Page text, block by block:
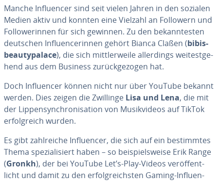
Manche In­fluen­cer sind seit vielen Jahren in den sozialen
Medien aktiv und konnten eine Vielzahl an Followern und
Fol­lo­we­rin­nen für sich gewinnen. Zu den be­kann­tes­ten
deutschen In­fluen­ce­rin­nen gehört Bianca Claßen (bi­bis­
be­au­ty­p­a­lace), die sich mitt­ler­wei­le al­ler­dings wei­test­ge­
hend aus dem Business zu­rück­ge­zo­gen hat.
Doch In­fluen­cer können nicht nur über YouTube bekannt
werden. Dies zeigen die Zwillinge Lisa und Lena, die mit
der Lip­pen­syn­chro­ni­sa­ti­on von Mu­sik­vi­de­os auf TikTok
er­folg­reich wurden.
Es gibt zahl­rei­che In­fluen­cer, die sich auf ein be­stimm­tes
Thema spe­zia­li­siert haben – so bei­spiels­wei­se Erik Range
(Gronkh), der bei YouTube Let’s-Play-Videos ver­öf­fent­
licht und damit zu den er­folg­reichs­ten Gaming-In­fluen­